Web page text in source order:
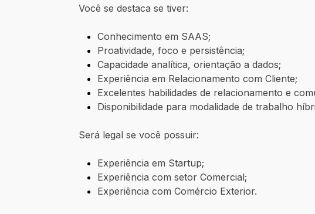
Você se destaca se tiver:
Conhecimento em SAAS;
Proatividade, foco e persistência;
Capacidade analítica, orientação a dados;
Experiência em Relacionamento com Cliente;
Excelentes habilidades de relacionamento e
Disponibilidade para modalidade de trabalho
Será legal se você possuir:
Experiência em Startup;
Experiência com setor Comercial;
Experiência com Comércio Exterior.